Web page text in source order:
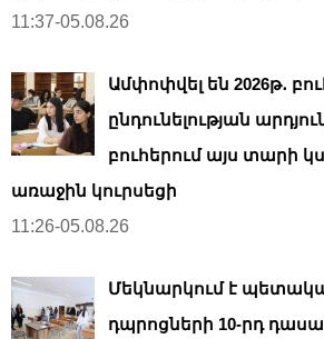
11:37-05.08.26
Ամփոփվել են 2026թ․
ընդունելության
բուհերում այս տարի
առաջին կուրսեցի
11:26-05.08.26
Մեկնարկում է
դպրոցների 10-րդ